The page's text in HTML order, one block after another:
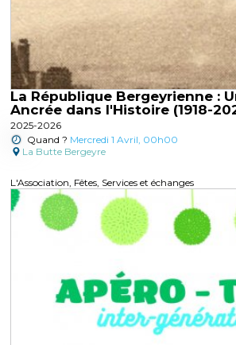
La République Bergeyrienne :
Ancrée dans l'Histoire (1918-
2025-2026
Quand ? Mercredi 1 Avril, 00h00
La Butte Bergeyre
L'Association, Fêtes, Services et échanges